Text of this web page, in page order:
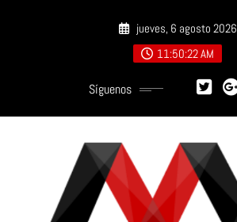
jueves, 6 agosto 2026
11:50:23 AM
Síguenos